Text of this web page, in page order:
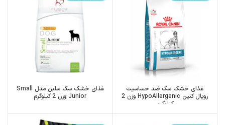
غذای خشک سگ ضد حساسیت
رویال کنین HypoAllergenic وزن 2
کیلوگرم
غذای خشک سگ سلبن مدل Small
Junior وزن 2 کیلوگرم